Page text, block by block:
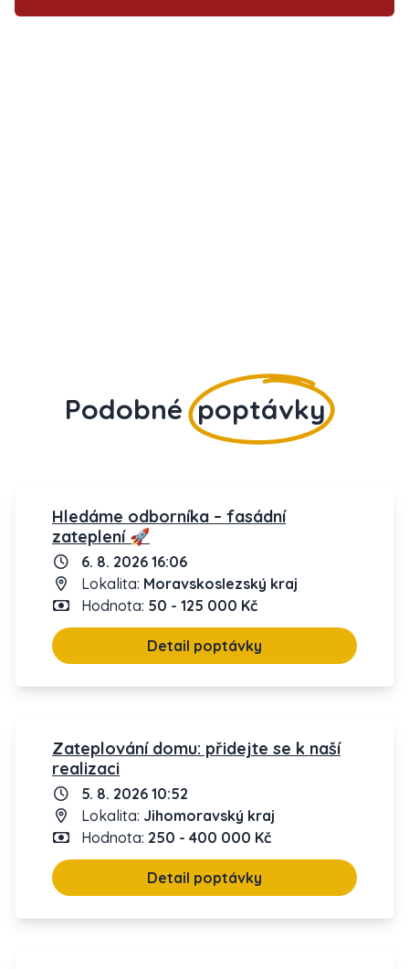
Podobné poptávky
Hledáme odborníka – fasádní
zateplení 🚀
6. 8. 2026 16:06
Lokalita: Moravskoslezský kraj
Hodnota: 50 - 125 000 Kč
Detail poptávky
Zateplování domu: přidejte se k naší
realizaci
5. 8. 2026 10:52
Lokalita: Jihomoravský kraj
Hodnota: 250 - 400 000 Kč
Detail poptávky